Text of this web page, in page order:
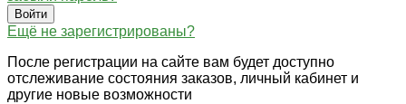
Войти
Ещё не зарегистрированы?
После регистрации на сайте вам будет доступно
отслеживание состояния заказов, личный кабинет и
другие новые возможности